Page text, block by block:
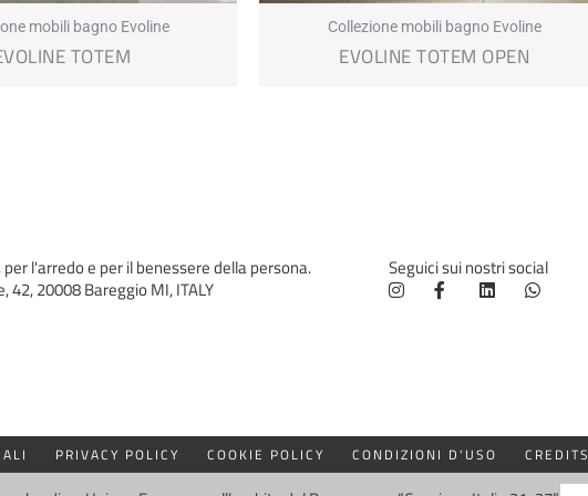
mobili bagno Evoline
TOTEM
Collezione mobili bagno Evoline
EVOLINE TOTEM OPEN
l'arredo e per il benessere della persona.
42, 20008 Bareggio MI, ITALY
Seguici sui nostri social
PRIVACY POLICY COOKIE POLICY CONDIZIONI D'USO CREDITS